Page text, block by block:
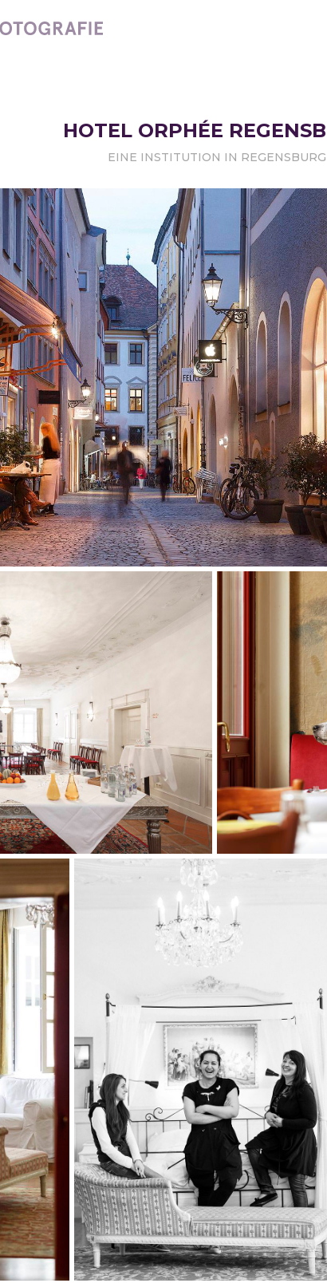
HOTEL ORPHÉE
EINE INSTITUTION IN REGENSBURG